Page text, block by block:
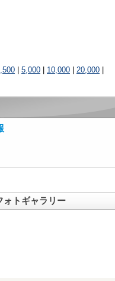
5,000 10,000 20,000
ォトギャラリー